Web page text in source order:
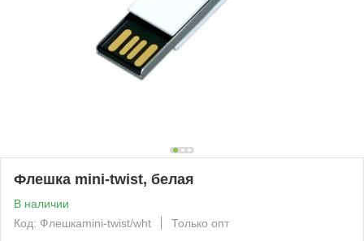
Флешка mini-twist, белая
В наличии
Код: Флешкаmini-twist/wht
Только опт